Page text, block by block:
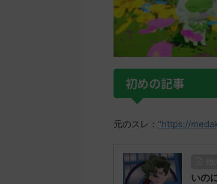
初めの記事
元のスレ： "https://
いの